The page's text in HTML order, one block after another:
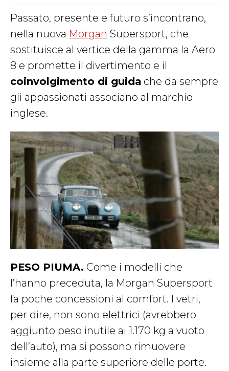
Passato, presente e futuro s’incontrano,
nella nuova Morgan Supersport, che
sostituisce al vertice della gamma la Aero
8 e promette il divertimento e il
coinvolgimento di guida che da sempre
gli appassionati associano al marchio
inglese.
PESO PIUMA. Come i modelli che
l’hanno preceduta, la Morgan Supersport
fa poche concessioni al comfort. I vetri,
per dire, non sono elettrici (avrebbero
aggiunto peso inutile ai 1.170 kg a vuoto
dell’auto), ma si possono rimuovere
insieme alla parte superiore delle porte.